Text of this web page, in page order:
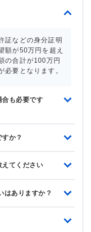
証などの身分証明
額が50万円を超え
の合計が100万円
必要となります。
も必要です
か？
えてください
はありますか？